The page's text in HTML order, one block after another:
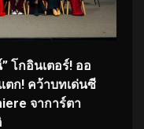
โกอินเตอร์! ออ
ก! คว้าบทเด่นซี
จาการ์ตา